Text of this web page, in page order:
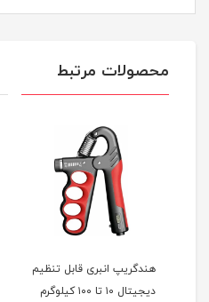
محصولات مرتبط
هندگریپ انبری قابل تنظیم
دیجیتال ۱۰ تا ۱۰۰ کیلوگرم